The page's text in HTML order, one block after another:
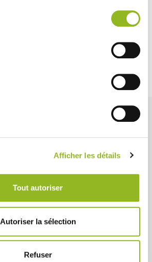
Afficher les détails
Tout autoriser
Autoriser la sélection
Refuser